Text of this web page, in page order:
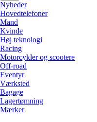
Nyheder
Hovedtelefoner
Mand
Kvinde
Høj teknologi
Racing
Motorcykler og scootere
Off-road
Eventyr
Værksted
Bagage
Lagertømning
Mærker